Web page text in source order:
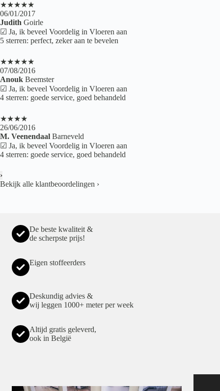
★★★★★
06/01/2017
Judith Goirle
☑ Ja, ik beveel Voordelig in Vloeren aan
5 sterren: perfect, zeker aan te bevelen
★★★★★
07/08/2016
Anouk Beemster
☑ Ja, ik beveel Voordelig in Vloeren aan
4 sterren: goede service, goed behandeld
★★★★
26/06/2016
M. Veenendaal Barneveld
☑ Ja, ik beveel Voordelig in Vloeren aan
4 sterren: goede service, goed behandeld
›
Bekijk alle klantbeoordelingen ›
De beste kwaliteit &
de scherpste prijs!
Eigen stoffeerders
Deskundig advies &
wij leggen 1000+ meter per week
Altijd gratis geleverd,
ook in België